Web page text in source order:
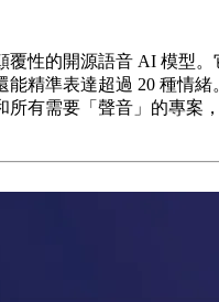
覆性的開源語音 AI 模型。
能精準表達超過 20 種情緒
所有需要「聲音」的專案